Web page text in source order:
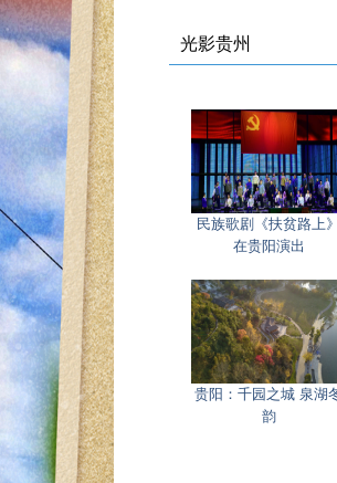
光影贵州
民族歌剧《扶贫路上》
在贵阳演出
贵阳：千园之城 泉湖
韵